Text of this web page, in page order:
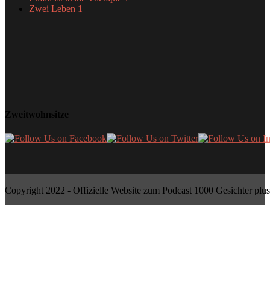
Zwei Leben 1
Zweitwohnsitze
Copyright 2022 - Offizielle Website zum Podcast 1000 Gesichter